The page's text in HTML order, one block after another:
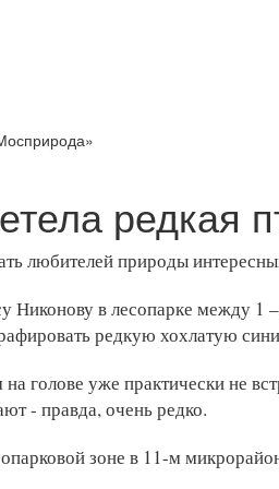
редкая
любителей природы
Никонову в лесопарке между 1
редкую хохлатую
голове уже практически не
- правда, очень редко.
зоне в 11-м